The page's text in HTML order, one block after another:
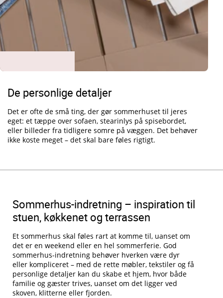
De personlige detaljer
Det er ofte de små ting, der gør sommerhuset til jeres
eget: et tæppe over sofaen, stearinlys på spisebordet,
eller billeder fra tidligere somre på væggen. Det behøver
ikke koste meget – det skal bare føles rigtigt.
Sommerhus-indretning – inspiration til
stuen, køkkenet og terrassen
Et sommerhus skal føles rart at komme til, uanset om
det er en weekend eller en hel sommerferie. God
sommerhus-indretning behøver hverken være dyr
eller kompliceret – med de rette møbler, tekstiler og få
personlige detaljer kan du skabe et hjem, hvor både
familie og gæster trives, uanset om det ligger ved
skoven, klitterne eller fjorden.